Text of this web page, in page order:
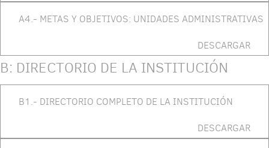
A4.- METAS Y OBJETIVOS: UNIDADES ADMINISTRATIVAS
DESCARGAR
B: DIRECTORIO DE LA INSTITUCIÓN
B1.- DIRECTORIO COMPLETO DE LA INSTITUCIÓN
DESCARGAR